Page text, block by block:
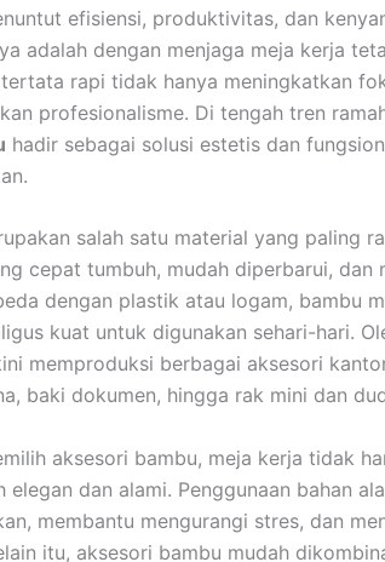
efisiensi, produktivitas, dan
adalah dengan menjaga meja kerja
rapi tidak hanya meningkatkan
profesionalisme. Di tengah tren
hadir sebagai solusi estetis dan
salah satu material yang paling
cepat tumbuh, mudah diperbarui, dan
dengan plastik atau logam, bambu
kuat untuk digunakan sehari-hari.
memproduksi berbagai aksesori
baki dokumen, hingga rak mini dan
aksesori bambu, meja kerja tidak
elegan dan alami. Penggunaan bahan
membantu mengurangi stres, dan
itu, aksesori bambu mudah